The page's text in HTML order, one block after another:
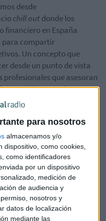
para nosotros
almacenamos y/o
como cookies,
como identificadores
por un dispositivo
medición de
de audiencia y
nosotros y
datos de localización
mediante las
desde
chill outdonde los
financiero en España
para compartir
Un concepto que
desde un punto de vista
profesionales que asesoran
No dejes pasar la
comunidad, donde
únicos, personas
próximojueves, 28 de
anual y presencial de
a grandes
seguir
empujado desde el
y calidad.